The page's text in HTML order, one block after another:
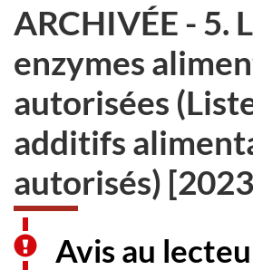
ARCHIVÉE - 5.
enzymes
autorisées
additifs
autorisés)
Avis au